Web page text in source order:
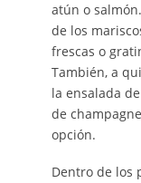
atún o
de los
frescas o
También, a
la ensalada
de
opción.
Dentro de los